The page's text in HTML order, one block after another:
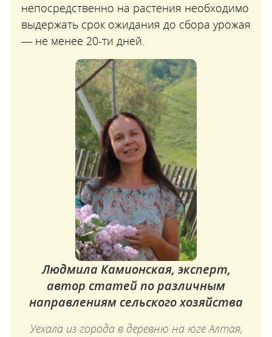
непосредственно на растения необходимо
выдержать срок ожидания до сбора урожая
— не менее 20-ти дней.
Людмила Камионская, эксперт,
автор статей по различным
направлениям сельского хозяйства
Уехала из города в деревню на юге Алтая,